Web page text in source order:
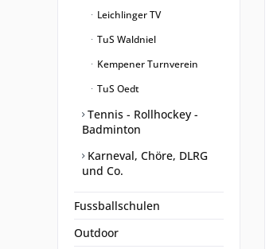
Leichlinger TV
TuS Waldniel
Kempener Turnverein
TuS Oedt
Tennis - Rollhockey -
Badminton
Karneval, Chöre, DLRG
und Co.
Fussballschulen
Outdoor